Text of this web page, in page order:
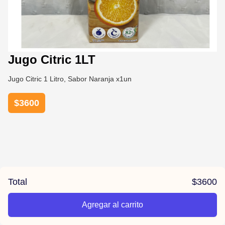
Jugo Citric 1LT
Jugo Citric 1 Litro, Sabor Naranja x1un
$3600
Total $3600
Agregar al carrito
/la-previa-fuentes/product/67809bd4f4005e28b2add728/